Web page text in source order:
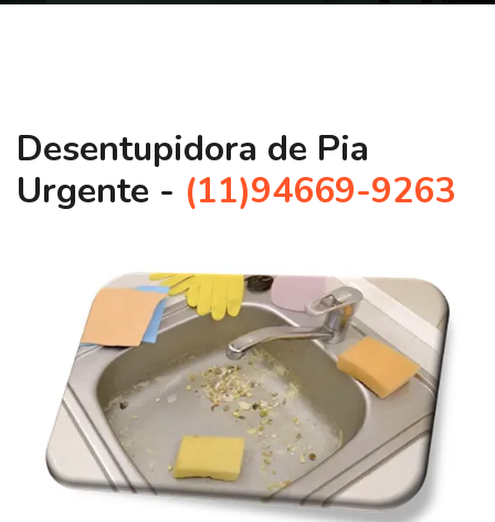
Desentupidora de Pia
Urgente - (11)94669-9263